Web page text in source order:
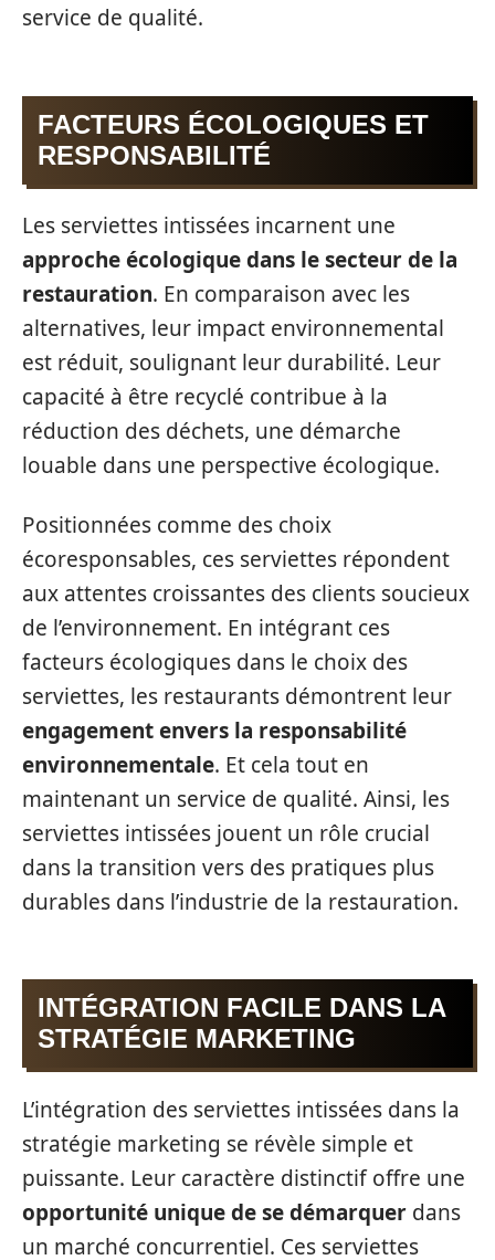
service de qualité.
FACTEURS ÉCOLOGIQUES ET
RESPONSABILITÉ
Les serviettes intissées incarnent une
approche écologique dans le secteur de la
restauration. En comparaison avec les
alternatives, leur impact environnemental
est réduit, soulignant leur durabilité. Leur
capacité à être recyclé contribue à la
réduction des déchets, une démarche
louable dans une perspective écologique.
Positionnées comme des choix
écoresponsables, ces serviettes répondent
aux attentes croissantes des clients soucieux
de l’environnement. En intégrant ces
facteurs écologiques dans le choix des
serviettes, les restaurants démontrent leur
engagement envers la responsabilité
environnementale. Et cela tout en
maintenant un service de qualité. Ainsi, les
serviettes intissées jouent un rôle crucial
dans la transition vers des pratiques plus
durables dans l’industrie de la restauration.
INTÉGRATION FACILE DANS LA
STRATÉGIE MARKETING
L’intégration des serviettes intissées dans la
stratégie marketing se révèle simple et
puissante. Leur caractère distinctif offre une
opportunité unique de se démarquer dans
un marché concurrentiel. Ces serviettes